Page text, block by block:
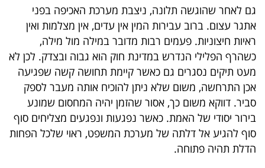
פרסמו
באייס
עקבו
אחרינו:
גם לאחר שהוגשה תלונה, ניצבת מערכת האכיפה בפני
אתגר עצום. ברוב עבירות המין אין עדים, אין מצלמות ואין
ראיות חיצוניות. פעמים רבות מדובר במילה מול מילה,
כשהרף הפלילי הנדרש במדינת חוק הוא גבוה ובצדק. לכן לא
מעט תיקים נסגרים גם כאשר קיימת תחושה קשה שפגיעה
אכן התרחשה, משום שלא ניתן להוכיח אותה מעבר לספק
סביר. דווקא משום כך, אסור שהזמן יהיה המחסום שמונע
בירור יסודי של האמת. כאשר נפגעות ונפגעים מצליחים סוף
סוף להגיע אל דלתה של מערכת המשפט, ראוי שלכל הפחות
הדלת תהיה פתוחה.